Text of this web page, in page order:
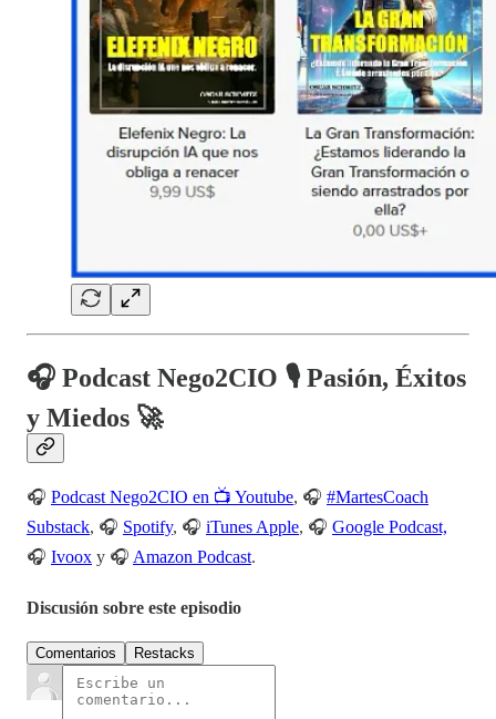
🎧 Podcast Nego2CIO 🎙️ Pasión, Éxitos
y Miedos 🚀
🎧 Podcast Nego2CIO en 📺 Youtube, 🎧 #MartesCoach
Substack, 🎧 Spotify, 🎧 iTunes Apple, 🎧 Google Podcast,
🎧 Ivoox y 🎧 Amazon Podcast.
Discusión sobre este episodio
Comentarios Restacks